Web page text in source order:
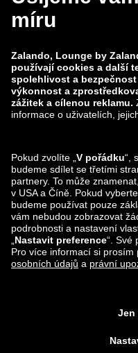
zalando-lounge.co.uk
zalando-lounge.lt
zalando-lounge.ro
zalando-lounge.lu
zalando-lounge.lv
Sledujte nás také
na
doporučenou